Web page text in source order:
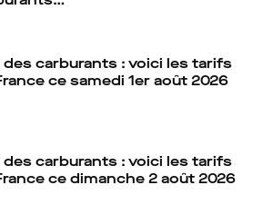
des carburants : voici les tarifs
ce samedi 1er août 2026
des carburants : voici les tarifs
ce dimanche 2 août 2026